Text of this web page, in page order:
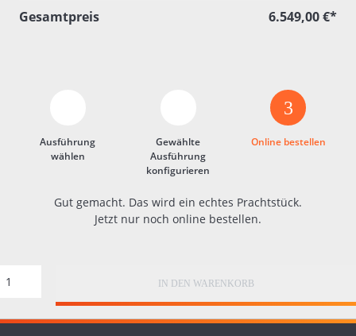
Gesamtpreis
6.549,00 €*
Ausführung
wählen
Gewählte
Ausführung
konfigurieren
3
Online bestellen
Gut gemacht. Das wird ein echtes Prachtstück.
Jetzt nur noch online bestellen.
IN DEN WARENKORB